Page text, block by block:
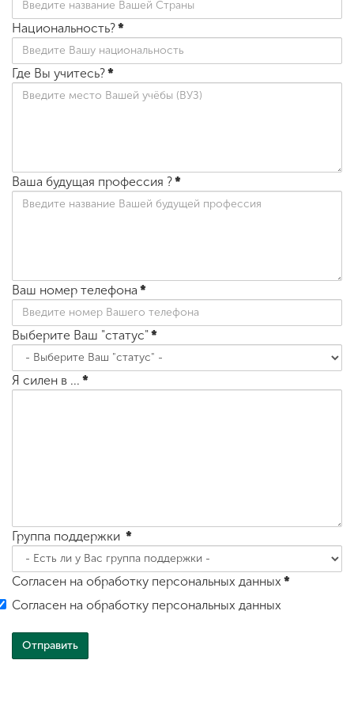
Национальность?*
Где Вы учитесь?*
Ваша будущая профессия ?*
Ваш номер телефона *
Выберите Ваш "статус"*
Я силен в ... *
Группа поддержки *
Согласен на обработку персональных данных *
Согласен на обработку персональных данных